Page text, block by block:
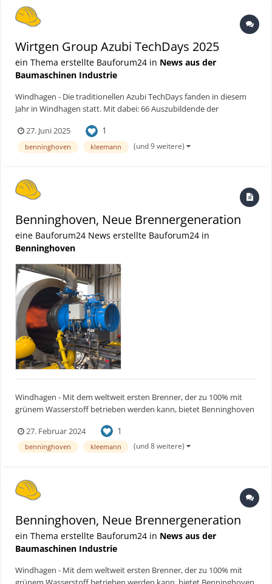
Wirtgen Group Azubi TechDays 2025
ein Thema erstellte Bauforum24 in News aus der
Baumaschinen Industrie
Windhagen - Die traditionellen Azubi TechDays fanden in diesem
Jahr in Windhagen statt. Mit dabei: 66 Auszubildende der
Benninghoven. Im Fokus stand ein reales Straßenbauprojekt
inklusive Bordsteinbau und der Sanierung eines 450 Meter langen
27. Juni 2025 1
benninghoven kleemann (und 9 weitere)
Benninghoven, Neue Brennergeneration
eine Bauforum24 News erstellte Bauforum24 in
Benninghoven
Windhagen - Mit dem weltweit ersten Brenner, der zu 100% mit
grünem Wasserstoff betrieben werden kann, bietet Benninghoven
Straßenbau. Der erste Kunde konnte damit bereits mehrere
tausend Tonnen Asphalt nahezu emissionsfrei herstellen. Ba...
27. Februar 2024 1
benninghoven kleemann (und 8 weitere)
Benninghoven, Neue Brennergeneration
ein Thema erstellte Bauforum24 in News aus der
Baumaschinen Industrie
Windhagen - Mit dem weltweit ersten Brenner, der zu 100% mit